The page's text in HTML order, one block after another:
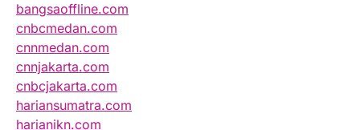
bangsaoffline.com
cnbcmedan.com
cnnmedan.com
cnnjakarta.com
cnbcjakarta.com
hariansumatra.com
harianikn.com